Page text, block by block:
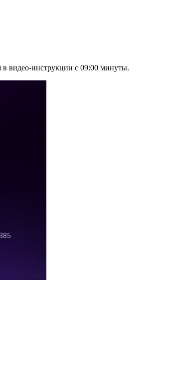
видео-инструкции с 09:00 минуты.